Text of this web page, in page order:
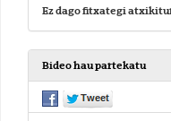
Ez dago fitxategi
Bideo hau partekatu